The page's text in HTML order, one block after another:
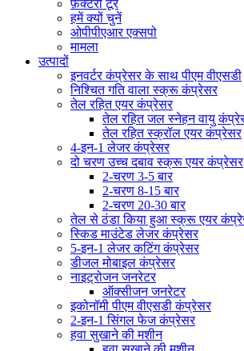
फ़ैक्टरी टूर
हमें क्यों चुनें
ओपीपीएआर एक्सपो
मामला
उत्पादों
इनवर्टर कंप्रेसर के साथ पीएम वीएसडी
निश्चित गति वाला स्क्रू कंप्रेसर
तेल रहित एयर कंप्रेसर
तेल रहित जल स्नेहन वायु
तेल रहित स्क्रॉल एयर कंप्रेसर
4-इन-1 लेजर कंप्रेसर
दो चरण उच्च दबाव स्क्रू एयर कंप्रेसर
2-चरण 3-5 बार
2-चरण 8-15 बार
2-चरण 20-30 बार
तेल से ठंडा किया हुआ स्क्रू एयर
स्किड माउंटेड लेजर कंप्रेसर
5-इन-1 लेजर कटिंग कंप्रेसर
डीजल मोबाइल कंप्रेसर
नाइट्रोजन जनरेटर
ऑक्सीजन जनरेटर
इकोनॉमी पीएम वीएसडी कंप्रेसर
2-इन-1 सिंगल फेज कंप्रेसर
हवा सुखाने की मशीन